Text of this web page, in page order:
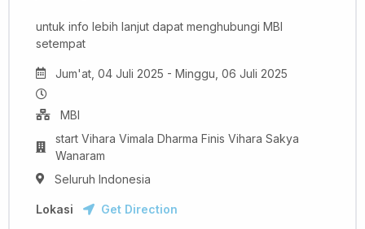
untuk info lebih lanjut dapat menghubungi MBI
setempat
Jum'at, 04 Juli 2025 - Minggu, 06 Juli 2025
MBI
start Vihara Vimala Dharma Finis Vihara Sakya
Wanaram
Seluruh Indonesia
Lokasi Get Direction